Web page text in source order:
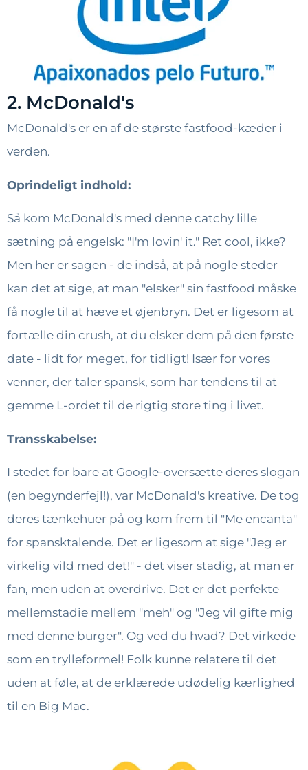
2. McDonald's
McDonald's er en af de største fastfood-kæder i
verden.
Oprindeligt indhold:
Så kom McDonald's med denne catchy lille
sætning på engelsk: "I'm lovin' it." Ret cool, ikke?
Men her er sagen - de indså, at på nogle steder
kan det at sige, at man "elsker" sin fastfood måske
få nogle til at hæve et øjenbryn. Det er ligesom at
fortælle din crush, at du elsker dem på den første
date - lidt for meget, for tidligt! Især for vores
venner, der taler spansk, som har tendens til at
gemme L-ordet til de rigtig store ting i livet.
Transskabelse:
I stedet for bare at Google-oversætte deres slogan
(en begynderfejl!), var McDonald's kreative. De tog
deres tænkehuer på og kom frem til "Me encanta"
for spansktalende. Det er ligesom at sige "Jeg er
virkelig vild med det!" - det viser stadig, at man er
fan, men uden at overdrive. Det er det perfekte
mellemstadie mellem "meh" og "Jeg vil gifte mig
med denne burger". Og ved du hvad? Det virkede
som en trylleformel! Folk kunne relatere til det
uden at føle, at de erklærede udødelig kærlighed
til en Big Mac.